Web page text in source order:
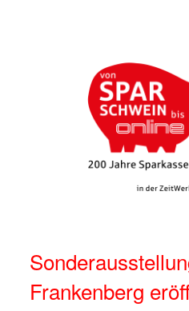
Frankenberg